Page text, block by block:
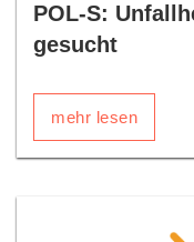
POL-S:
gesucht
mehr lesen